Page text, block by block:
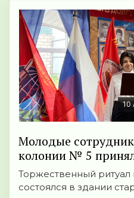
10
Молодые
колонии № 5
Торжественный
состоялся в здании